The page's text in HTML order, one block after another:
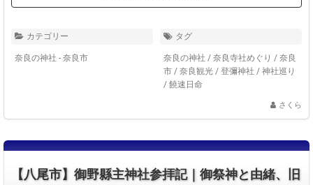
カテゴリー
奈良の神社 - 奈良市
タグ
奈良の神社 / 奈良寺社めぐり / 奈良
市 / 奈良観光 / 登彌神社 / 神社巡り
/ 饒速日命
さくら
【八尾市】御野縣主神社参拝記｜御祭神と由緒、旧